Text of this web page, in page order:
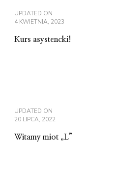
UPDATED ON
4 KWIETNIA, 2023
Kurs asystencki!
UPDATED ON
20 LIPCA, 2022
Witamy miot „L”